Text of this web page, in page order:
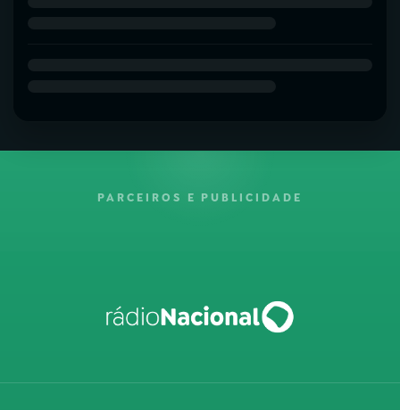
PARCEIROS E PUBLICIDADE